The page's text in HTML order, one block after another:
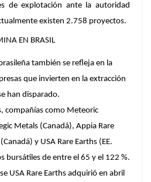
de explotación ante la autoridad
existen 2.758 proyectos.
EN BRASIL
también se refleja en la
que invierten en la extracción
han disparado.
compañías como Meteoric
Metals (Canadá), Appia Rare
y USA Rare Earths (EE.
bursátiles de entre el 65 y el 122 %.
USA Rare Earths adquirió en abril